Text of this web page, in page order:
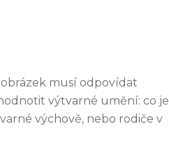
musí odpovídat
výtvarné umění: co je
výchově, nebo rodiče v